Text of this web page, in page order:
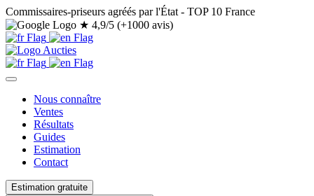
Commissaires-priseurs agréés par l'État - TOP 10 France
★ 4,9/5 (+1000 avis)
Nous connaître
Ventes
Résultats
Guides
Estimation
Contact
Estimation gratuite